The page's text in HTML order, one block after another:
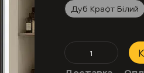
Дуб Крафт Білий